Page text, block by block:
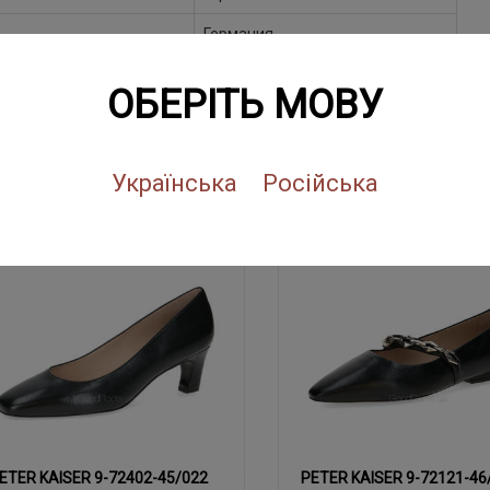
ОБЕРІТЬ МОВУ
Українська Російська
Германия
37 37.5 38 38.5 39
KAISER 9-72402-45/022 37 37.5 38 38.5 39
PETER KAISER 9-72121-